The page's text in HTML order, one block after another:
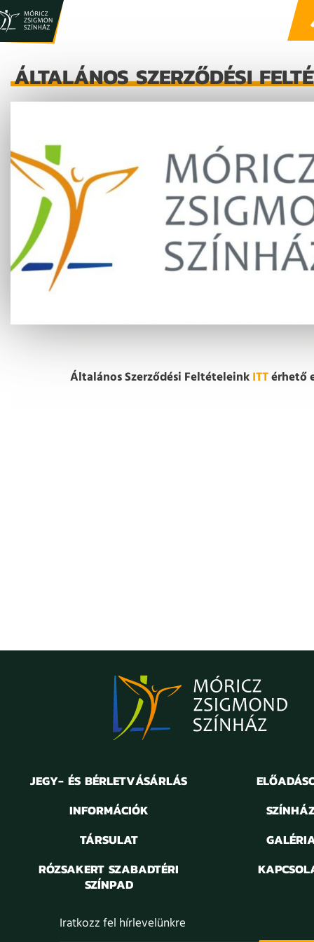
ÁLTALÁNOS SZERZŐDÉSI
Általános Szerződési FeltételeinkITTérhető
JEGY- ÉS BÉRLETVÁSÁRLÁS
INFORMÁCIÓK
TÁRSULAT
RÓZSAKERT SZABADTÉRI
SZÍNPAD
Iratkozz fel hírlevelünkre